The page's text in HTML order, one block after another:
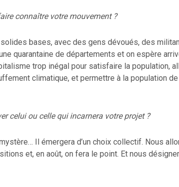
connaître votre mouvement ?
bases, avec des gens dévoués, des
quarantaine de départements et on espère
trop inégal pour satisfaire la population,
climatique, et permettre à la population
celui ou celle qui incarnera votre projet ?
Il émergera d’un choix collectif. Nous
et, en août, on fera le point. Et nous